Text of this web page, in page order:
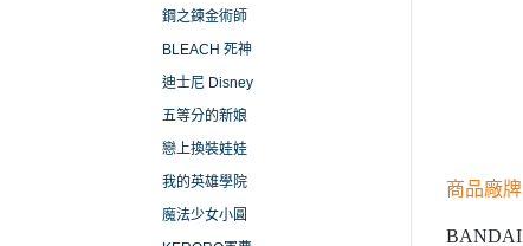
鋼之鍊金術師
BLEACH 死神
迪士尼 Disney
五等分的新娘
戀上換裝娃娃
我的英雄學院
魔法少女小圓
商品廠牌
BANDAI